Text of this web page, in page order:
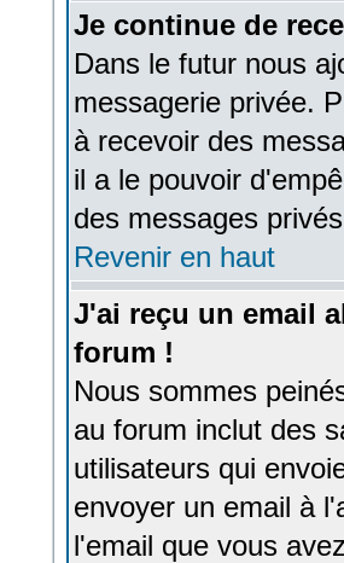
Je continue de
Dans le futur nous
messagerie privée.
à recevoir des
il a le pouvoir
des messages
Revenir en haut
J'ai reçu un email
forum !
Nous sommes
au forum inclut des
utilisateurs qui
envoyer un email à
l'email que vous